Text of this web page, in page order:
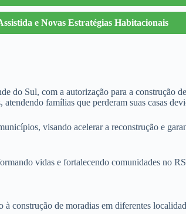
e Novas Estratégias Habitacionais
do Sul, com a autorização para a construção
famílias que perderam suas casas
visando acelerar a reconstrução e
vidas e fortalecendo comunidades no
construção de moradias em diferentes